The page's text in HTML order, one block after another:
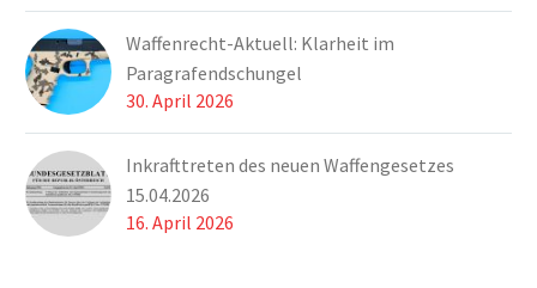
Waffenrecht-Aktuell: Klarheit im
Paragrafendschungel
30. April 2026
Inkrafttreten des neuen Waffengesetzes
15.04.2026
16. April 2026